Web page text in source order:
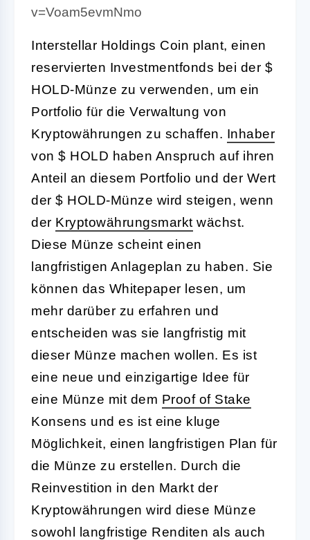
v=Voam5evmNmo
Interstellar Holdings Coin plant, einen
reservierten Investmentfonds bei der $
HOLD-Münze zu verwenden, um ein
Portfolio für die Verwaltung von
Kryptowährungen zu schaffen. Inhaber
von $ HOLD haben Anspruch auf ihren
Anteil an diesem Portfolio und der Wert
der $ HOLD-Münze wird steigen, wenn
der Kryptowährungsmarkt wächst.
Diese Münze scheint einen
langfristigen Anlageplan zu haben. Sie
können das Whitepaper lesen, um
mehr darüber zu erfahren und
entscheiden was sie langfristig mit
dieser Münze machen wollen. Es ist
eine neue und einzigartige Idee für
eine Münze mit dem Proof of Stake
Konsens und es ist eine kluge
Möglichkeit, einen langfristigen Plan für
die Münze zu erstellen. Durch die
Reinvestition in den Markt der
Kryptowährungen wird diese Münze
sowohl langfristige Renditen als auch